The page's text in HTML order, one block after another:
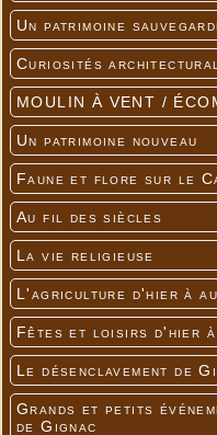
Un patrimoine
Curiosités
MOULIN À VENT /
Un patrimoine nouveau
Faune et flore sur le
Au fil des siècles
La vie religieuse
L'agriculture d'hier à
Fêtes et loisirs d'hier à
Le désenclavement de
Grands et petits
de Gignac